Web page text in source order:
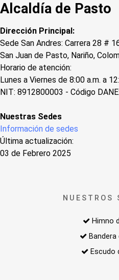
Alcaldía de Pasto
Dirección Principal:
Sede San Andres: Carrera 28 #
San Juan de Pasto, Nariño,
Horario de atención:
Lunes a Viernes de 8:00 a.m. a
NIT: 8912800003 - Código
Nuestras Sedes
Información de sedes
Última actualización:
03 de Febrero 2025
NUESTROS
Himno
Escudo